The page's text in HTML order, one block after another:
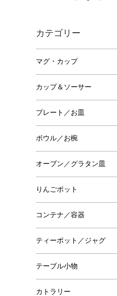
カテゴリー
マグ・カップ
カップ＆ソーサー
プレート／お皿
ボウル／お椀
オーブン／グラタン皿
りんごポット
コンテナ／容器
ティーポット／ジャグ
テーブル小物
カトラリー